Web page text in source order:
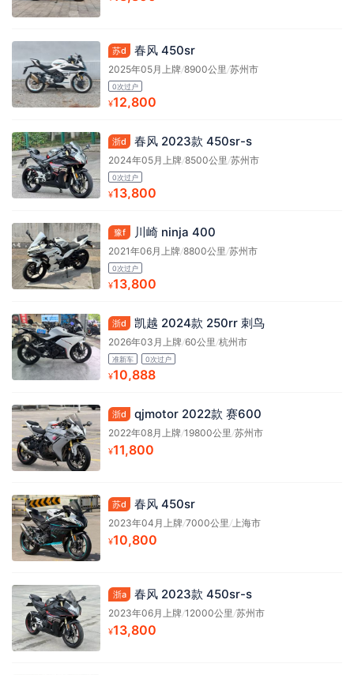
苏d 春风 450sr
2025年05月上牌/8900公里 /苏州市
0次过户
¥12,800
浙d 春风 2023款 450sr-s
2024年05月上牌/8500公里 /苏州市
0次过户
¥13,800
豫f 川崎 ninja 400
2021年06月上牌/8800公里 /苏州市
0次过户
¥13,800
浙d 凯越 2024款 250rr 刺鸟
2026年03月上牌/60公里 /杭州市
准新车 0次过户
¥10,888
浙d qjmotor 2022款 赛600
2022年08月上牌/19800公里 /苏州市
¥11,800
苏d 春风 450sr
2023年04月上牌/7000公里 /上海市
¥10,800
浙a 春风 2023款 450sr-s
2023年06月上牌/12000公里 /苏州市
¥13,800